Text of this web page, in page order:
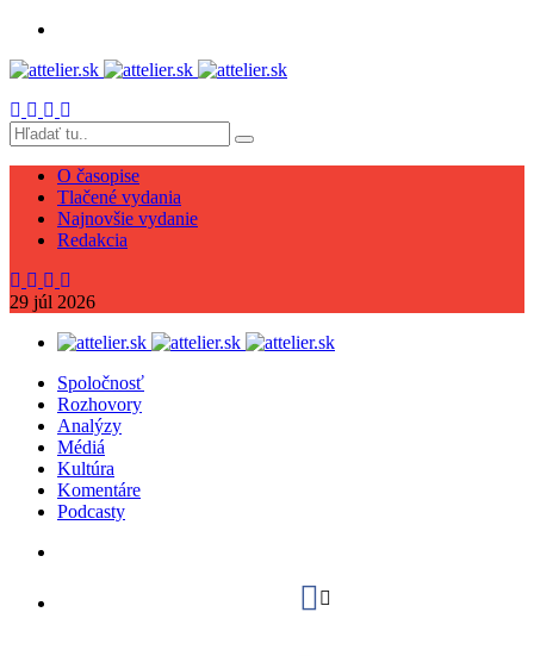
O časopise
Tlačené vydania
Najnovšie vydanie
Redakcia
29 júl 2026
Spoločnosť
Rozhovory
Analýzy
Médiá
Kultúra
Komentáre
Podcasty